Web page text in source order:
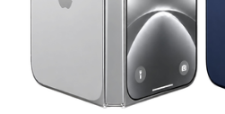
textul pentru
textul pentru